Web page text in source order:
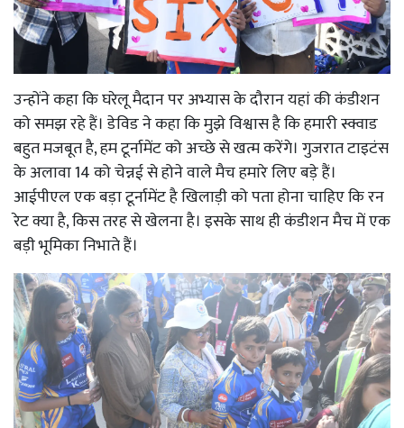
उन्होंने कहा कि घरेलू मैदान पर अभ्यास के दौरान यहां की कंडीशन
को समझ रहे हैं। डेविड ने कहा कि मुझे विश्वास है कि हमारी स्क्वाड
बहुत मजबूत है, हम टूर्नामेंट को अच्छे से खत्म करेंगे। गुजरात टाइटंस
के अलावा 14 को चेन्नई से होने वाले मैच हमारे लिए बड़े हैं।
आईपीएल एक बड़ा टूर्नामेंट है खिलाड़ी को पता होना चाहिए कि रन
रेट क्या है, किस तरह से खेलना है। इसके साथ ही कंडीशन मैच में एक
बड़ी भूमिका निभाते हैं।